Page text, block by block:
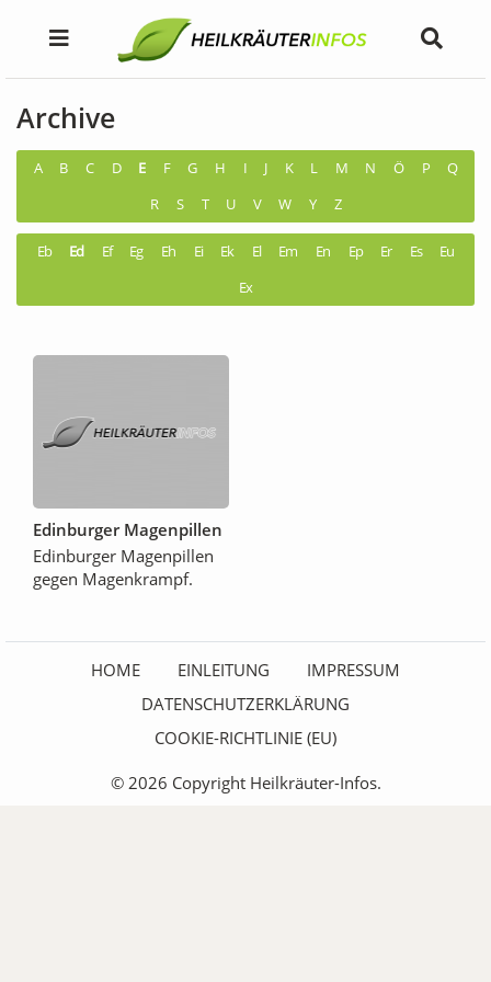
Archive
A B C D E F G H I J K L M N Ö P
Q
R
S T U V W Y Z
Eb Ed Ef Eg Eh Ei Ek El Em En Ep Er Es
Eu
Ex
Edinburger Magenpillen
Edinburger Magenpillen
gegen Magenkrampf.
HOME EINLEITUNG
IMPRESSUM
DATENSCHUTZERKLÄRUNG
COOKIE-RICHTLINIE (EU)
© 2026 Copyright Heilkräuter-Infos.